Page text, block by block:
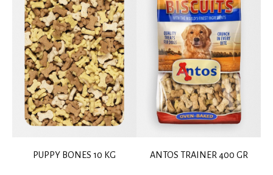
PUPPY BONES 10 KG ANTOS TRAINER 400 GR